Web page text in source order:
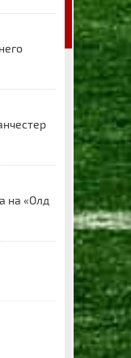
на «Олд